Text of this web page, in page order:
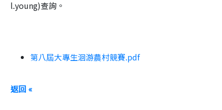
l.young)查詢。
第八屆大專生洄游農村競賽.pdf
返回 «